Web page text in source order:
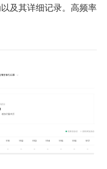
及其详细记录。高频率